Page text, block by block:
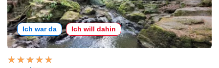
Ich war da Ich will dahin